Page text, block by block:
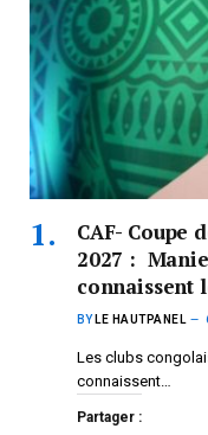
CAF- Coupe
2027 :
connaissent
BY LE HAUTPANEL
Les clubs
connaissent…
Partager :